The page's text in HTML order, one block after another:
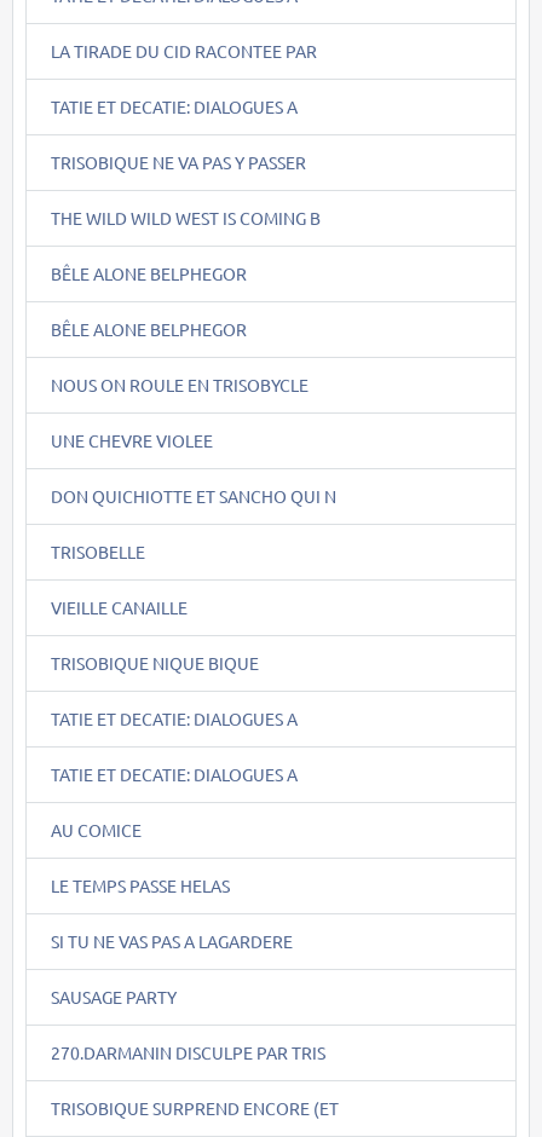
LA TIRADE DU CID RACONTEE PAR
TATIE ET DECATIE: DIALOGUES A
TRISOBIQUE NE VA PAS Y PASSER
THE WILD WILD WEST IS COMING B
BÊLE ALONE BELPHEGOR
BÊLE ALONE BELPHEGOR
NOUS ON ROULE EN TRISOBYCLE
UNE CHEVRE VIOLEE
DON QUICHIOTTE ET SANCHO QUI N
TRISOBELLE
VIEILLE CANAILLE
TRISOBIQUE NIQUE BIQUE
TATIE ET DECATIE: DIALOGUES A
TATIE ET DECATIE: DIALOGUES A
AU COMICE
LE TEMPS PASSE HELAS
SI TU NE VAS PAS A LAGARDERE
SAUSAGE PARTY
270.DARMANIN DISCULPE PAR TRIS
TRISOBIQUE SURPREND ENCORE (ET